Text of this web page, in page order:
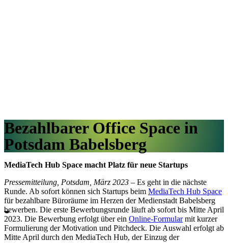
Bezahlbarer Office Space in
Potsdam Babelsberg
MediaTech Hub Space macht Platz für neue Startups
Pressemitteilung, Potsdam, März 2023 – Es geht in die nächste
Runde. Ab sofort können sich Startups beim MediaTech Hub Space
für bezahlbare Büroräume im Herzen der Medienstadt Babelsberg
bewerben. Die erste Bewerbungsrunde läuft ab sofort bis Mitte April
2023. Die Bewerbung erfolgt über ein Online-Formularmit kurzer
Formulierung der Motivation und Pitchdeck. Die Auswahl erfolgt ab
Mitte April durch den MediaTech Hub, der Einzug der